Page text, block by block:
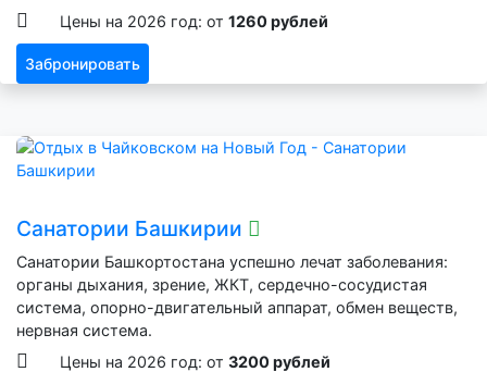
Цены на 2026 год: от 1260 рублей
Забронировать
Санатории Башкирии
Санатории Башкортостана успешно лечат заболевания:
органы дыхания, зрение, ЖКТ, сердечно-сосудистая
система, опорно-двигательный аппарат, обмен веществ,
нервная система.
Цены на 2026 год: от 3200 рублей